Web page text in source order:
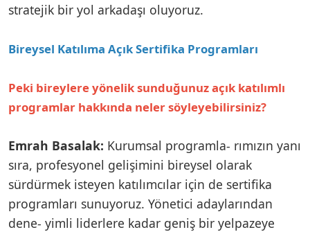
stratejik bir yol arkadaşı oluyoruz.
Bireysel Katılıma Açık Sertifika Programları
Peki bireylere yönelik sunduğunuz açık katılımlı
programlar hakkında neler söyleyebilirsiniz?
Emrah Basalak: Kurumsal programla- rımızın yanı
sıra, profesyonel gelişimini bireysel olarak
sürdürmek isteyen katılımcılar için de sertifika
programları sunuyoruz. Yönetici adaylarından
dene- yimli liderlere kadar geniş bir yelpazeye